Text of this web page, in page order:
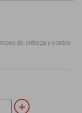
de entrega y costos
＋